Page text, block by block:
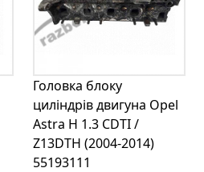
Головка блоку
циліндрів двигуна Opel
Astra H 1.3 CDTI /
Z13DTH (2004-2014)
55193111